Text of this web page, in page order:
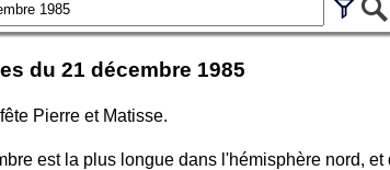
du 21 décembre 1985
Pierre et Matisse.
est la plus longue dans l'hémisphère nord,